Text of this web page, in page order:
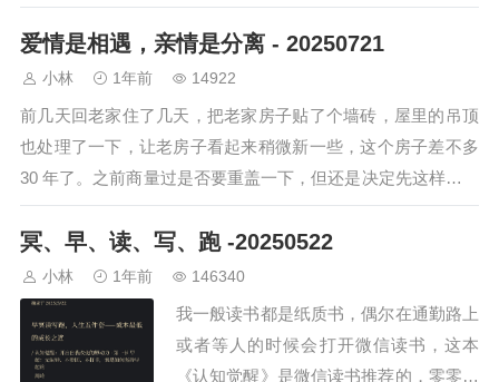
破烂，能有小收入，但仅此而已。25年开…
爱情是相遇，亲情是分离 - 20250721
小林 1年前 14922
前几天回老家住了几天，把老家房子贴了个墙砖，屋里的吊顶
也处理了一下，让老房子看起来稍微新一些，这个房子差不多
30 年了。之前商量过是否要重盖一下，但还是决定先这样，毕
竟家里一般人不多，目前就老爹自己…
冥、早、读、写、跑 -20250522
小林 1年前 146340
我一般读书都是纸质书，偶尔在通勤路上
或者等人的时候会打开微信读书，这本
《认知觉醒》是微信读书推荐的，零零散